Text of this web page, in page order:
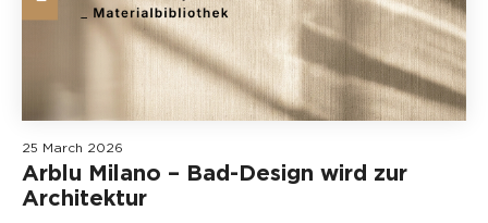
25 March 2026
Arblu Milano – Bad-Design wird zur
Architektur